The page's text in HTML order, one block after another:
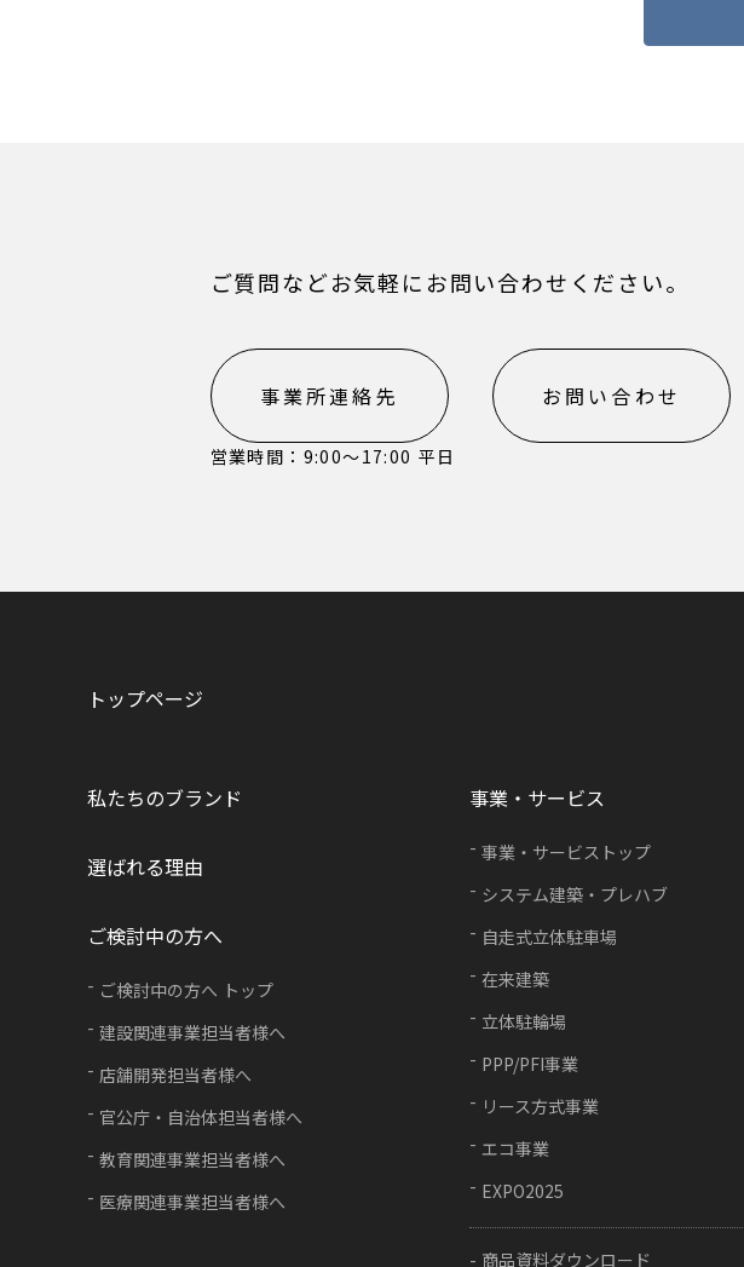
ご質問などお気軽にお問い合わせください。
事業所連絡先
営業時間：9:00〜17:00 平日
お問い合わせ
トップページ
私たちのブランド 事業・サービス
事業・サービストップ
システム建築・プレハブ
自走式立体駐車場
在来建築
立体駐輪場
PPP/PFI事業
リース方式事業
エコ事業
EXPO2025
商品資料ダウンロード
選ばれる理由
ご検討中の方へ
ご検討中の方へ トップ
建設関連事業担当者様へ
店舗開発担当者様へ
官公庁・自治体担当者様へ
教育関連事業担当者様へ
医療関連事業担当者様へ